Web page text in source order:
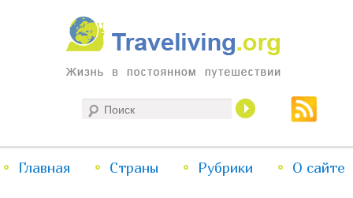
Traveliving
Жизнь в постоянном путешествии
меню
Перейти
Перейти
Главная Страны Рубрики О сайте